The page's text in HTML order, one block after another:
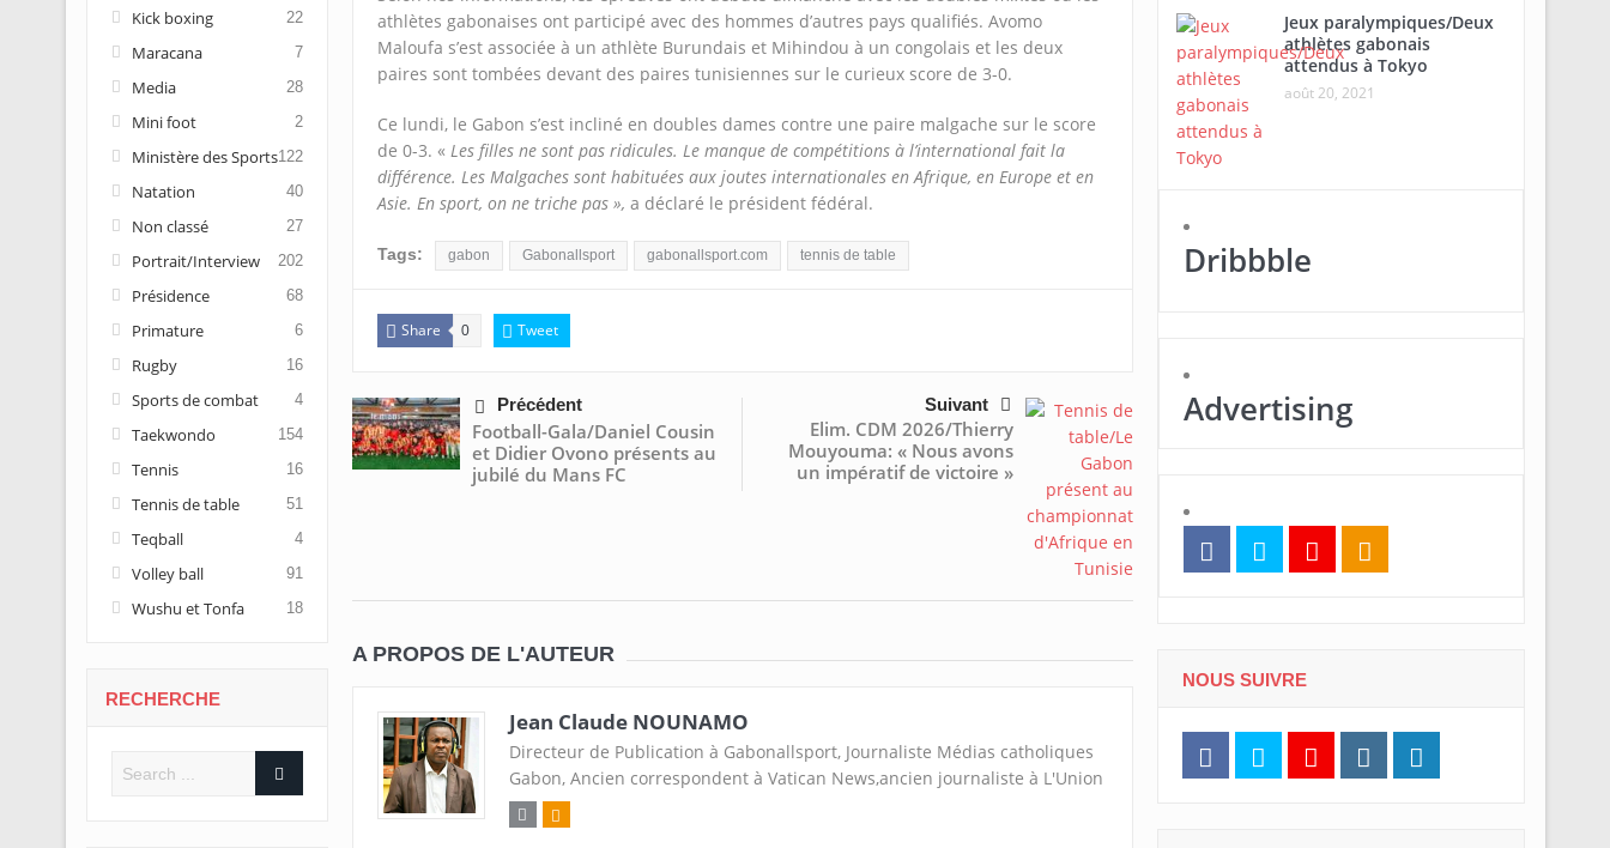
athlètes gabonaises ont participé avec des hommes d’autres pays qualifiés. Avomo
Maloufa s’est associée à un athlète Burundais et Mihindou à un congolais et les deux
paires sont tombées devant des paires tunisiennes sur le curieux score de 3-0.
Ce lundi, le Gabon s’est incliné en doubles dames contre une paire malgache sur le score
de 0-3. « Les filles ne sont pas ridicules. Le manque de compétitions à l’international fait la
différence. Les Malgaches sont habituées aux joutes internationales en Afrique, en Europe et en
Asie. En sport, on ne triche pas », a déclaré le président fédéral.
Tags: gabon Gabonallsport gabonallsport.com tennis de table
Share 0 Tweet
Précédent
Football-Gala/Daniel Cousin
et Didier Ovono présents au
jubilé du Mans FC
Suivant
Elim. CDM 2026/Thierry
Mouyouma: « Nous avons
un impératif de victoire »
A PROPOS DE L'AUTEUR
Jean Claude NOUNAMO
Directeur de Publication à Gabonallsport, Journaliste Médias catholiques
Gabon, Ancien correspondent à Vatican News,ancien journaliste à L'Union
Kick boxing 22
Maracana 7
Media 28
Mini foot 2
Ministère des Sports122
Natation 40
Non classé 27
Portrait/Interview 202
Présidence 68
Primature 6
Rugby 16
Sports de combat 4
Taekwondo 154
Tennis 16
Tennis de table 51
Teqball 4
Volley ball 91
Wushu et Tonfa 18
RECHERCHE
Jeux paralympiques/Deux
athlètes gabonais
attendus à Tokyo
août 20, 2021
Dribbble
Advertising
NOUS SUIVRE